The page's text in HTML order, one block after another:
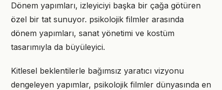
Dönem yapımları, izleyiciyi başka bir çağa götüren
özel bir tat sunuyor. psikolojik filmler arasında
dönem yapımları, sanat yönetimi ve kostüm
tasarımıyla da büyüleyici.
Kitlesel beklentilerle bağımsız yaratıcı vizyonu
dengeleyen yapımlar, psikolojik filmler dünyasında en